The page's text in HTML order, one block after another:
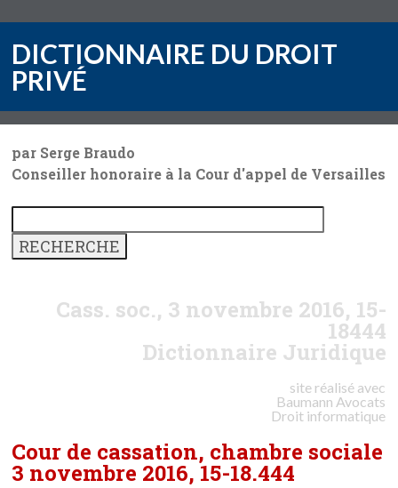
DICTIONNAIRE DU DROIT
PRIVÉ
par Serge Braudo
Conseiller honoraire à la Cour d'appel de Versailles
Cass. soc., 3 novembre 2016, 15-
18444
Dictionnaire Juridique
site réalisé avec
Baumann Avocats
Droit informatique
Cour de cassation, chambre sociale
3 novembre 2016, 15-18.444